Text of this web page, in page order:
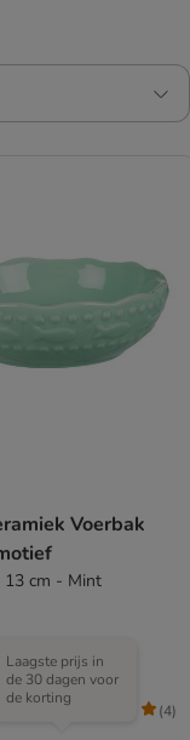
Voerbak
cm - Mint
Laagste prijs in
de 30 dagen voor
de korting
4.8/5 (4)